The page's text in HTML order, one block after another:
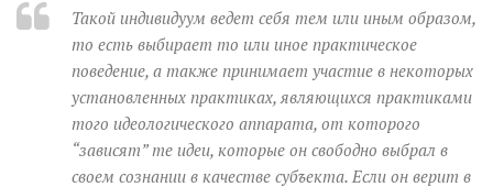
Такой индивидуум ведет себя тем или иным образом,
то есть выбирает то или иное практическое
поведение, а также принимает участие в некоторых
установленных практиках, являющихся практиками
того идеологического аппарата, от которого
“зависят” те идеи, которые он свободно выбрал в
своем сознании в качестве субъекта. Если он верит в